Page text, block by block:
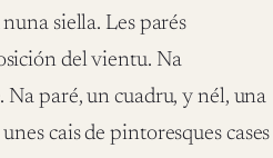
siella. Les parés
del vientu. Na
paré, un cuadru, y nél, una
cais de pintoresques cases